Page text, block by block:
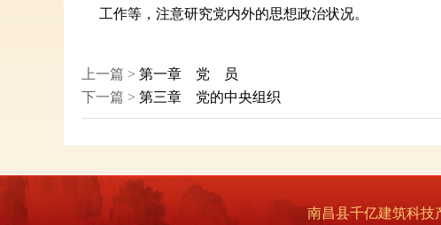
工作等，注意研究党内外的思想政治状况。
上一篇 > 第一章 党 员
下一篇 > 第三章 党的中央组织
南昌县千亿建筑科技